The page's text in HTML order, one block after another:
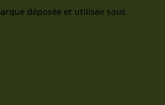
déposée et utilisée sous